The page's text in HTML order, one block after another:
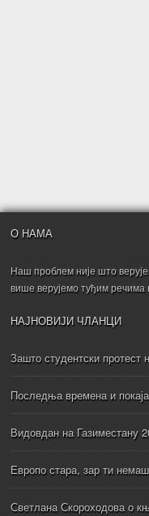
О НАМА
Наш проблем није што
више верујемо туђим речима
НАЈНОВИЈИ ЧЛАНЦИ
Зашто студентски протест
Последња времена и
Видовдан на Газиместану
Европо стара, зар ти
Светлана Скороходова о